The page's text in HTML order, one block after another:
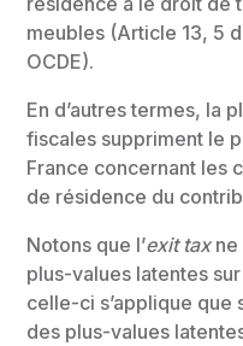
meubles (Article 13, 5
OCDE).
En d’autres termes, la
fiscales suppriment le
France concernant les
de résidence du
Notons que l’exit taxne
plus-values latentes
celle-ci s’applique que
des plus-values